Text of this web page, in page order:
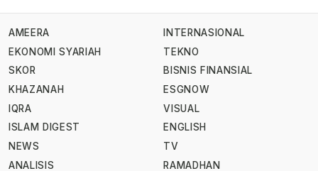
AMEERA
EKONOMI SYARIAH
SKOR
KHAZANAH
IQRA
ISLAM DIGEST
NEWS
ANALISIS
INTERNASIONAL
TEKNO
BISNIS FINANSIAL
ESGNOW
VISUAL
ENGLISH
TV
RAMADHAN